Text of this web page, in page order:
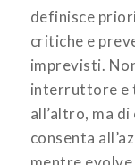
definisce
critiche e
imprevisti.
interruttore e
all’altro, ma
consenta